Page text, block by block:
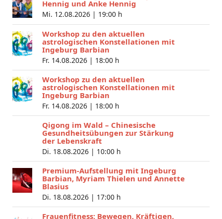
Hennig und Anke Hennig
Mi. 12.08.2026 | 19:00 h
Workshop zu den aktuellen
astrologischen Konstellationen mit
Ingeburg Barbian
Fr. 14.08.2026 | 18:00 h
Workshop zu den aktuellen
astrologischen Konstellationen mit
Ingeburg Barbian
Fr. 14.08.2026 | 18:00 h
Qigong im Wald – Chinesische
Gesundheitsübungen zur Stärkung
der Lebenskraft
Di. 18.08.2026 | 10:00 h
Premium-Aufstellung mit Ingeburg
Barbian, Myriam Thielen und Annette
Blasius
Di. 18.08.2026 | 17:00 h
Frauenfitness: Bewegen, Kräftigen,